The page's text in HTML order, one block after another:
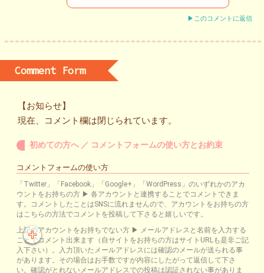
▶このコメントに返信
Comment Form
【お知らせ】
現在、コメント欄は閉じられています。
初めての方へ ／ コメントフォームの使い方とお約束
コメントフォームの使い方
「Twitter」「Facebook」「Google+」「WordPress」のいずれかのアカ
ウントをお持ちの方 ▶ 各アカウントと連携することでコメントできま
す。コメントしたことはSNSに流れませんので、アカウントをお持ちの方
はこちらの方法でコメントを投稿して下さると嬉しいです。
上記のアカウントをお持ちでない方 ▶ メールアドレスと名前を入力する
ことでコメント出来ます（自サイトをお持ちの方はサイトURLも是非ご記
入下さい）。入力頂いたメールアドレスには確認のメールが送られる事
があります。その場合はお手数ですが内容にしたがって返信して下さ
い。確認がとれないメールアドレスでの投稿は認証されない事がありま